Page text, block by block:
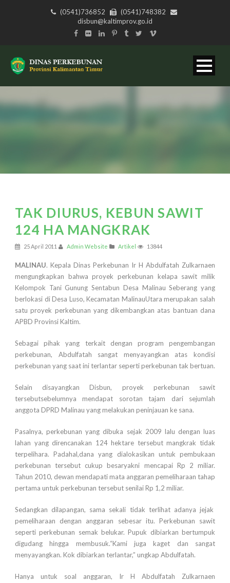
(0541)736852
(0541)748382
disbun@kaltimprov.go.id
TAK DIURUS, KEBUN SAWIT
124 HA MANGKRAK
25 April 2011 Admin Website Artikel 13844
MALINAU. Kepala Dinas Perkebunan Ir H Abdulfatah Zulkarnaen
mengungkapkan bahwa proyek perkebunan kelapa sawit milik
Kelompok Tani Gunung Sentabun Desa Malinau Seberang yang
berlokasi di Desa Luso, Kecamatan MalinauUtara merupakan salah
satu proyek perkebunan yang dikembangkan atas bantuan dana
APBD Provinsi Kaltim.
Sebagai pihak yang terkait dengan program pengembangan
perkebunan, Abdulfatah sangat menyayangkan atas kondisi
perkebunan yang saat ini terlantar seperti perkebunan tak bertuan.
Selain disayangkan Disbun, proyek perkebunan sawit
tersebutsebelumnya mendapat sorotan tajam dari sejumlah
anggota DPRD Malinau yang melakukan peninjauan ke sana.
Pasalnya, perkebunan yang dibuka sejak 2009 lalu dengan luas
lahan yang direncanakan 124 hektare tersebut mangkrak tidak
terpelihara. Padahal,dana yang dialokasikan untuk pembukaan
perkebunan tersebut cukup besaryakni mencapai Rp 2 miliar.
Tahun 2010, dewan mendapati mata anggaran pemeliharaan tahap
pertama untuk perkebunan tersebut senilai Rp 1,2 miliar.
Sedangkan dilapangan, sama sekali tidak terlihat adanya jejak
pemeliharaan dengan anggaran sebesar itu. Perkebunan sawit
seperti perkebunan semak belukar. Pupuk dibiarkan bertumpuk
digudang hingga membusuk.“Kami juga kaget dan sangat
menyayangkan. Kok dibiarkan terlantar,” ungkap Abdulfatah.
Hanya untuk soal anggaran, Ir H Abdulfatah Zulkarnaen